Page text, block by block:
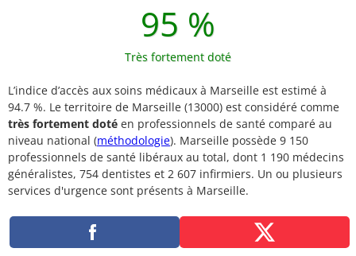
95 %
Très fortement doté
L’indice d’accès aux soins médicaux à Marseille est estimé à
94.7 %. Le territoire de Marseille (13000) est considéré comme
très fortement doté en professionnels de santé comparé au
niveau national (méthodologie). Marseille possède 9 150
professionnels de santé libéraux au total, dont 1 190 médecins
généralistes, 754 dentistes et 2 607 infirmiers. Un ou plusieurs
services d'urgence sont présents à Marseille.